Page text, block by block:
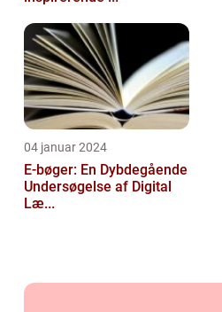
04 januar 2024
E-bøger: En Dybdegående
Undersøgelse af Digital
Læ...